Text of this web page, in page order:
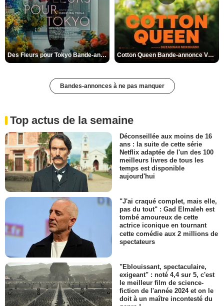
Des Fleurs pour Tokyo Bande-annonce VO STFR Cotton Queen Bande-annonce VO STFR
Bandes-annonces à ne pas manquer
Top actus de la semaine
Déconseillée aux moins de 16
ans : la suite de cette série
Netflix adaptée de l'un des 100
meilleurs livres de tous les
temps est disponible
aujourd'hui
"J'ai craqué complet, mais elle,
pas du tout" : Gad Elmaleh est
tombé amoureux de cette
actrice iconique en tournant
cette comédie aux 2 millions de
spectateurs
"Eblouissant, spectaculaire,
exigeant" : noté 4,4 sur 5, c'est
le meilleur film de science-
fiction de l'année 2024 et on le
doit à un maître incontesté du